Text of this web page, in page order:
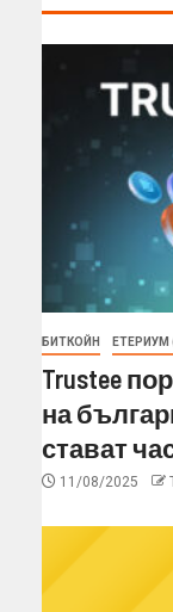
БИТКОЙН ЕТЕРИУМ
Trustee
на
стават
11/08/2025